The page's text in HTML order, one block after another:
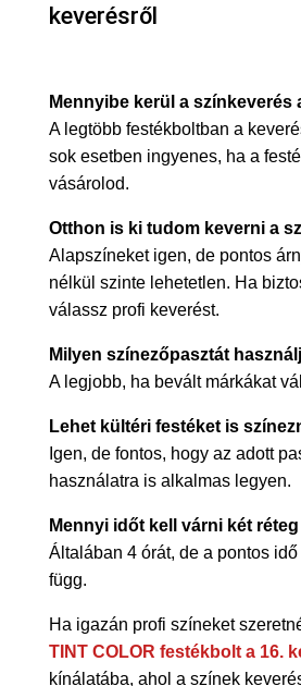
keverésről
Mennyibe kerül a színkeverés
A legtöbb festékboltban a
sok esetben ingyenes, ha a
vásárolod.
Otthon is ki tudom keverni a
Alapszíneket igen, de pontos
nélkül szinte lehetetlen. Ha
válassz profi keverést.
Milyen színezőpasztát
A legjobb, ha bevált márkákat
Lehet kültéri festéket is
Igen, de fontos, hogy az adott
használatra is alkalmas legyen.
Mennyi időt kell várni két
Általában 4 órát, de a pontos idő
függ.
Ha igazán profi színeket
TINT COLOR festékbolt a 16.
kínálatába, ahol a színek